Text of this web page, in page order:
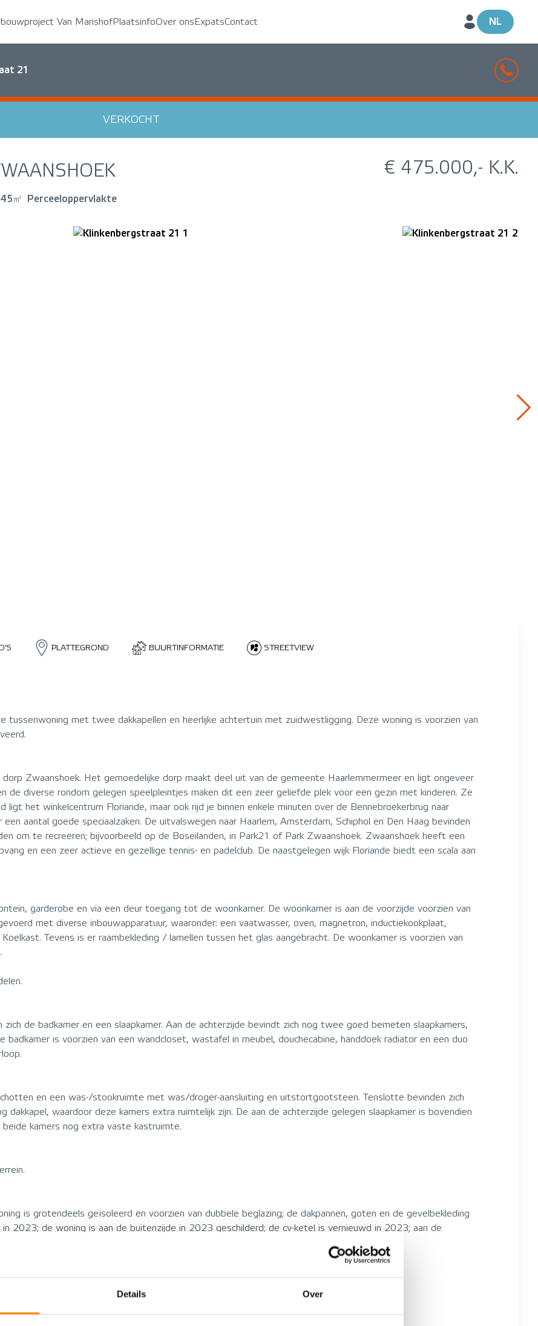
Details Over
Van Marishof Plaatsinfo Over onsExpatsContact NL
21
VERKOCHT
€ 475.000,- K.K.
㎡ Perceeloppervlakte
PLATTEGROND BUURTINFORMATIE STREETVIEW
tussenwoning met twee dakkapellen en heerlijke achtertuin met zuidwestligging. Deze woning is voorzien van
Zwaanshoek. Het gemoedelijke dorp maakt deel uit van de gemeente Haarlemmermeer en ligt ongeveer
de diverse rondom gelegen speelpleintjes maken dit een zeer geliefde plek voor een gezin met kinderen. Ze
het winkelcentrum Floriande, maar ook rijd je binnen enkele minuten over de Bennebroekerbrug naar
aantal goede speciaalzaken. De uitvalswegen naar Haarlem, Amsterdam, Schiphol en Den Haag bevinden
om te recreëren; bijvoorbeeld op de Boseilanden, in Park21 of Park Zwaanshoek. Zwaanshoek heeft een
en een zeer actieve en gezellige tennis- en padelclub. De naastgelegen wijk Floriande biedt een scala aan
garderobe en via een deur toegang tot de woonkamer. De woonkamer is aan de voorzijde voorzien van
met diverse inbouwapparatuur, waaronder: een vaatwasser, oven, magnetron, inductiekookplaat,
Tevens is er raambekleding / lamellen tussen het glas aangebracht. De woonkamer is voorzien van
de badkamer en een slaapkamer. Aan de achterzijde bevindt zich nog twee goed bemeten slaapkamers,
badkamer is voorzien van een wandcloset, wastafel in meubel, douchecabine, handdoek radiator en een duo
en een was-/stookruimte met was/droger-aansluiting en uitstortgootsteen. Tenslotte bevinden zich
dakkapel, waardoor deze kamers extra ruimtelijk zijn. De aan de achterzijde gelegen slaapkamer is bovendien
beide kamers nog extra vaste kastruimte.
is grotendeels geïsoleerd en voorzien van dubbele beglazing; de dakpannen, goten en de gevelbekleding
2023; de woning is aan de buitenzijde in 2023 geschilderd; de cv-ketel is vernieuwd in 2023; aan de
is grotendeels voorzien van glad stucwerk.